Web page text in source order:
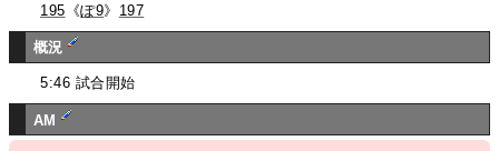
195 《ぽ9》 197
概況
5:46 試合開始
AM